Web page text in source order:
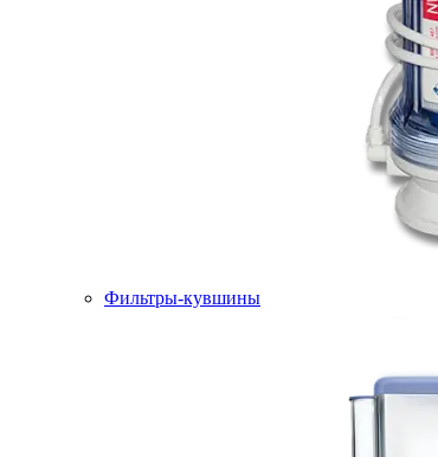
Фильтры-кувшины